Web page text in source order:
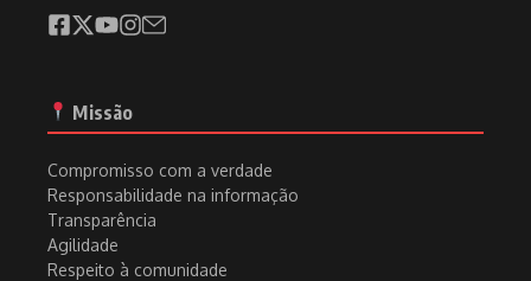
Missão
Compromisso com a verdade
Responsabilidade na informação
Transparência
Agilidade
Respeito à comunidade